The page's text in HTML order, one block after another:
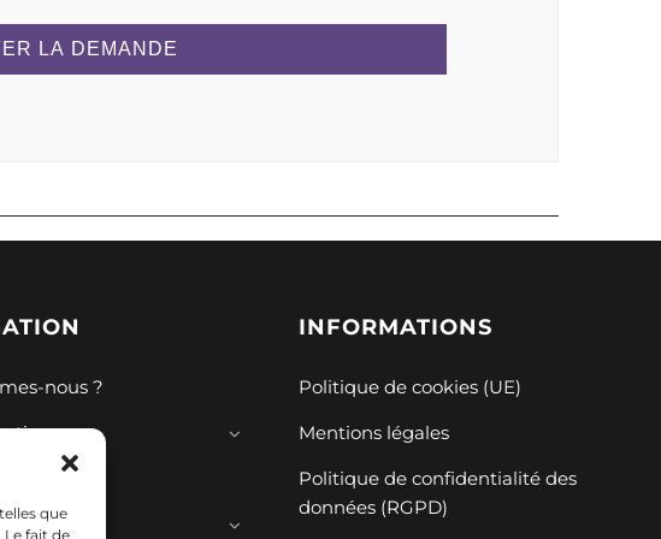
que
fait de
LA DEMANDE
nous ?
INFORMATIONS
Politique de cookies (UE)
Mentions légales
Politique de confidentialité des
données (RGPD)